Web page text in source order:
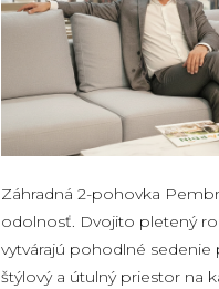
Záhradná 2-pohovka
odolnosť. Dvojito pletený
vytvárajú pohodlné
štýlový a útulný priestor na